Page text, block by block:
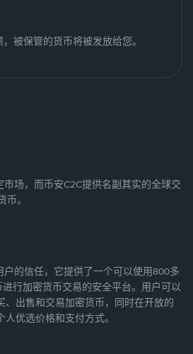
被保管的货币将被发放给您。
场，而币安C2C提供名副其实的全球交
。
户的信任，它提供了一个可以使用800多
行加密货币交易的安全平台。用户可以
、出售和交易加密货币，同时在开放的
优选价格和支付方式。